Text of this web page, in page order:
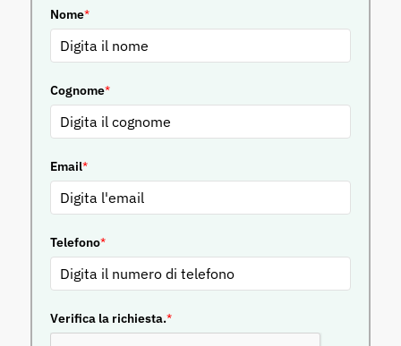
Nome*
Cognome*
Email*
Telefono*
Verifica la richiesta.*